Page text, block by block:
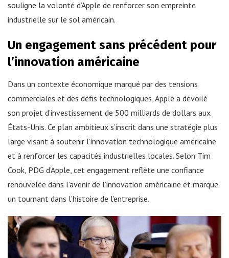
souligne la volonté d’Apple de renforcer son empreinte
industrielle sur le sol américain.
Un engagement sans précédent pour
l’innovation américaine
Dans un contexte économique marqué par des tensions
commerciales et des défis technologiques, Apple a dévoilé
son projet d’investissement de 500 milliards de dollars aux
États-Unis. Ce plan ambitieux s’inscrit dans une stratégie plus
large visant à soutenir l’innovation technologique américaine
et à renforcer les capacités industrielles locales. Selon Tim
Cook, PDG d’Apple, cet engagement reflète une confiance
renouvelée dans l’avenir de l’innovation américaine et marque
un tournant dans l’histoire de l’entreprise.